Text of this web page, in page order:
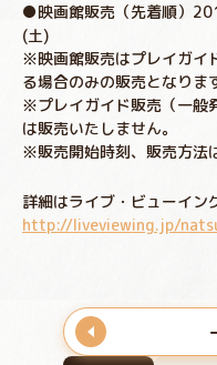
●映画館販売（先着順）
(土)
※映画館販売はプレイガイ
る場合のみの販売となりま
※プレイガイド販売（一般
は販売いたしません。
※販売開始時刻、販売方法
詳細はライブ・ビューイン
http://liveviewing.jp/